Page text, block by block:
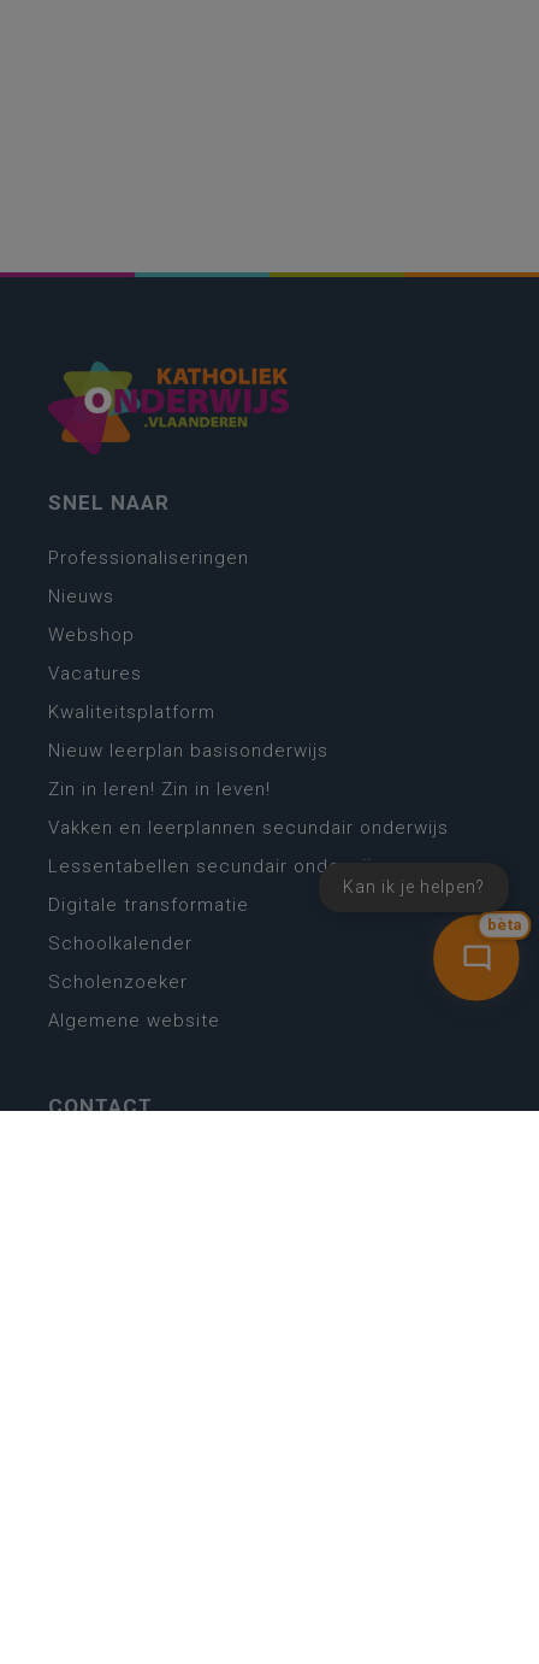
bèta
Kan ik je helpen?
SNEL NAAR
Professionaliseringen
Nieuws
Webshop
Vacatures
Kwaliteitsplatform
Nieuw leerplan basisonderwijs
Zin in leren! Zin in leven!
Vakken en leerplannen secundair onderwijs
Lessentabellen secundair onderwijs
Digitale transformatie
Schoolkalender
Scholenzoeker
Algemene website
CONTACT